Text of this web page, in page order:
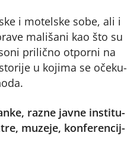
i mo­tel­ske so­be, ali i
ma­li­ša­ni kao što su
pri­lič­no ot­por­ni na
u ko­ji­ma se oče­ku­
raz­ne jav­ne in­sti­tu­
mu­ze­je, kon­fe­ren­cij­